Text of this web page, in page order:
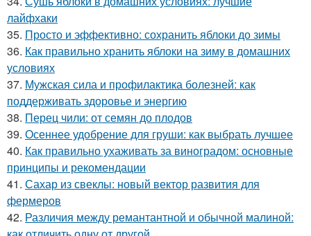
лайфхаки
35. Просто и эффективно: сохранить яблоки до зимы
36. Как правильно хранить яблоки на зиму в домашних
условиях
37. Мужская сила и профилактика болезней: как
поддерживать здоровье и энергию
38. Перец чили: от семян до плодов
39. Осеннее удобрение для груши: как выбрать лучшее
40. Как правильно ухаживать за виноградом: основные
принципы и рекомендации
41. Сахар из свеклы: новый вектор развития для
фермеров
42. Различия между ремантантной и обычной малиной: